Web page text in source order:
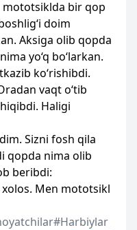
mototsiklda bir qop
doim
Aksiga olib qopda
yo‘q bo‘larkan.
ko‘rishibdi.
vaqt o‘tib
Haligi
Sizni fosh qila
qopda nima olib
beribdi:
Men mototsikl
#Harbiylar